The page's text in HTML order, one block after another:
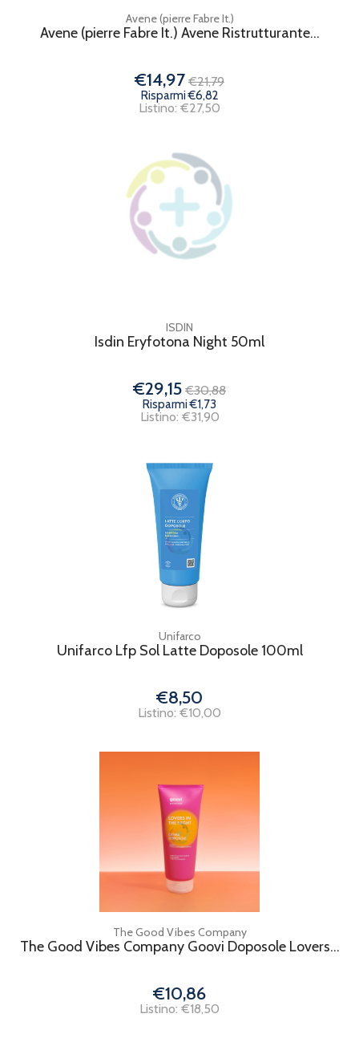
Avene (pierre Fabre It.)
Avene (pierre Fabre It.) Avene Ristrutturante...
€14,97 €21,79
Risparmi €6,82
Listino: €27,50
ISDIN
Isdin Eryfotona Night 50ml
€29,15 €30,88
Risparmi €1,73
Listino: €31,90
Unifarco
Unifarco Lfp Sol Latte Doposole 100ml
€8,50
Listino: €10,00
The Good Vibes Company
The Good Vibes Company Goovi Doposole Lovers...
€10,86
Listino: €18,50